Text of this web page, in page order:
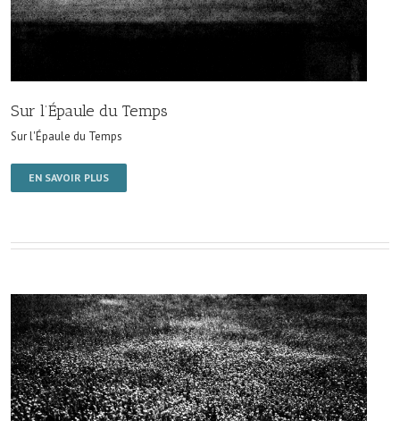
Sur l’Épaule du Temps
Sur l'Épaule du Temps
EN SAVOIR PLUS